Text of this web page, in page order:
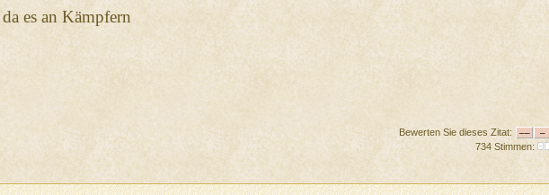
es an Kämpfern
Bewerten Sie dieses Zitat:
734 Stimmen: